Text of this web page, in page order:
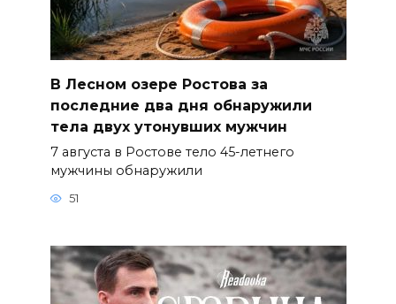
В Лесном озере Ростова за
последние два дня обнаружили
тела двух утонувших мужчин
7 августа в Ростове тело 45-летнего
мужчины обнаружили
51